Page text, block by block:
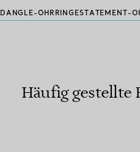
OHRRINGESTATEMENT-
Häufig gestellte